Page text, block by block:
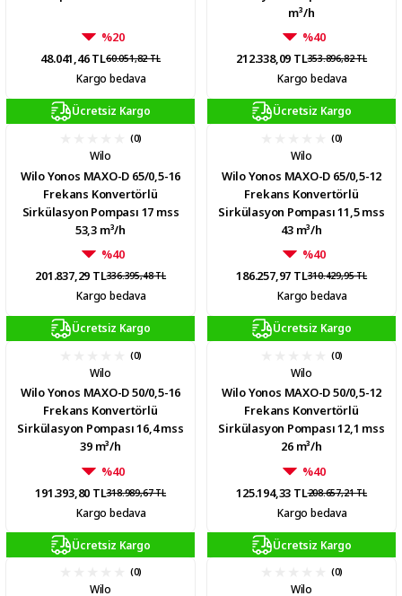
%20
48.041,46 TL60.051,82 TL
Kargo bedava
m³/h
%40
212.338,09 TL353.896,82 TL
Kargo bedava
Ücretsiz Kargo
(0)
Wilo
Wilo Yonos MAXO-D 65/0,5-16
Frekans Konvertörlü
Sirkülasyon Pompası 17 mss
53,3 m³/h
%40
201.837,29 TL336.395,48 TL
Kargo bedava
Ücretsiz Kargo
(0)
Wilo
Wilo Yonos MAXO-D 65/0,5-12
Frekans Konvertörlü
Sirkülasyon Pompası 11,5 mss
43 m³/h
%40
186.257,97 TL310.429,95 TL
Kargo bedava
Ücretsiz Kargo
(0)
Wilo
Wilo Yonos MAXO-D 50/0,5-16
Frekans Konvertörlü
Sirkülasyon Pompası 16,4 mss
39 m³/h
%40
191.393,80 TL318.989,67 TL
Kargo bedava
Ücretsiz Kargo
(0)
Wilo
Wilo Yonos MAXO-D 50/0,5-12
Frekans Konvertörlü
Sirkülasyon Pompası 12,1 mss
26 m³/h
%40
125.194,33 TL208.657,21 TL
Kargo bedava
Ücretsiz Kargo
(0)
Wilo
Ücretsiz Kargo
(0)
Wilo